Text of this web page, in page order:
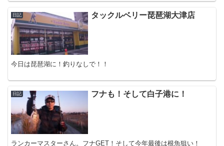
日記 タックルベリー琵琶湖大津店
今日は琵琶湖に！釣りなしで！！
日記 フナも！そして白子港に！
ランカーマスターさん。フナGET！そして今年最後は根魚狙い！